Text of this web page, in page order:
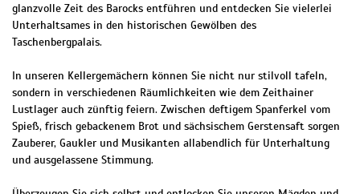
glanzvolle Zeit des Barocks entführen und entdecken Sie vielerlei
Unterhaltsames in den historischen Gewölben des
Taschenbergpalais.
In unseren Kellergemächern können Sie nicht nur stilvoll tafeln,
sondern in verschiedenen Räumlichkeiten wie dem Zeithainer
Lustlager auch zünftig feiern. Zwischen deftigem Spanferkel vom
Spieß, frisch gebackenem Brot und sächsischem Gerstensaft sorgen
Zauberer, Gaukler und Musikanten allabendlich für Unterhaltung
und ausgelassene Stimmung.